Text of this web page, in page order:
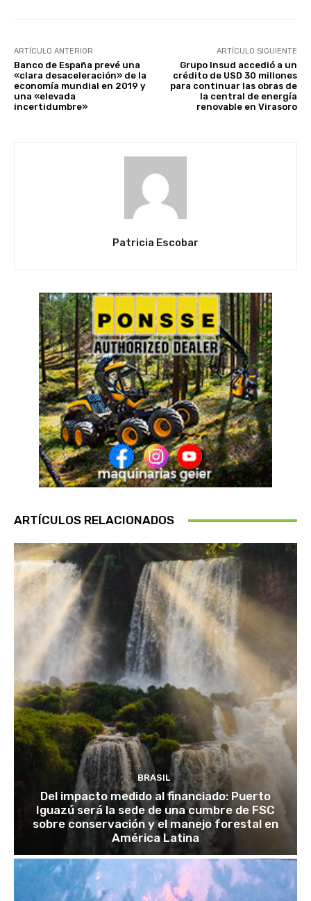
ARTÍCULO ANTERIOR
Banco de España prevé una
«clara desaceleración» de la
economía mundial en 2019 y
una «elevada
incertidumbre»
ARTÍCULO SIGUIENTE
Grupo Insud accedió a un
crédito de USD 30 millones
para continuar las obras de
la central de energía
renovable en Virasoro
Patricia Escobar
ARTÍCULOS RELACIONADOS
BRASIL
Del impacto medido al financiado: Puerto
Iguazú será la sede de una cumbre de FSC
sobre conservación y el manejo forestal en
América Latina